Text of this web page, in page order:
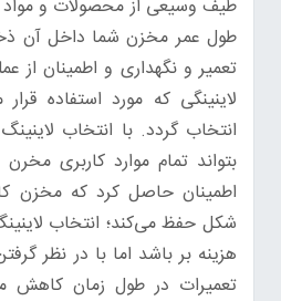
طیف وسیعی از محصولات و
طول عمر مخزن شما داخل آن
تعمیر و نگهداری و اطمینان از
لاینینگی که مورد استفاده
انتخاب گردد. با انتخاب
بتواند تمام موارد کاربری
اطمینان حاصل کرد که مخزن
شکل حفظ می‌کند؛ انتخاب
هزینه بر باشد اما با در نظر
تعمیرات در طول زمان کاهش